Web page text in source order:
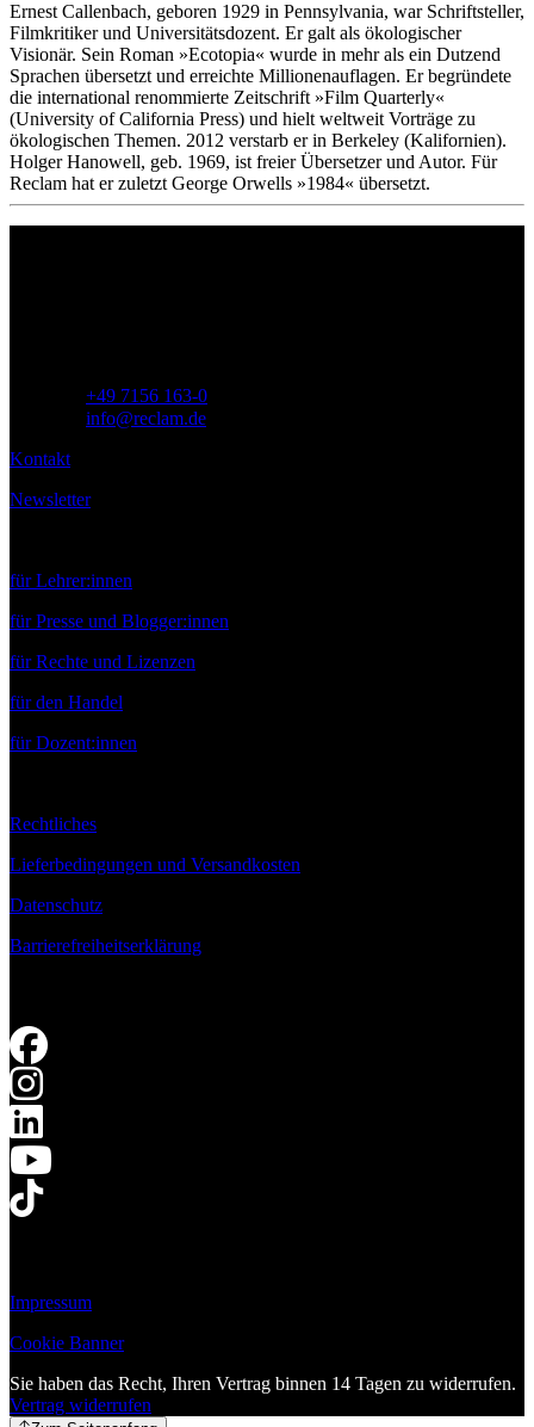
Ernest Callenbach, geboren 1929 in Pennsylvania, war Schriftsteller,
Filmkritiker und Universitätsdozent. Er galt als ökologischer
Visionär. Sein Roman »Ecotopia« wurde in mehr als ein Dutzend
Sprachen übersetzt und erreichte Millionenauflagen. Er begründete
die international renommierte Zeitschrift »Film Quarterly«
(University of California Press) und hielt weltweit Vorträge zu
ökologischen Themen. 2012 verstarb er in Berkeley (Kalifornien).
Holger Hanowell, geb. 1969, ist freier Übersetzer und Autor. Für
Reclam hat er zuletzt George Orwells »1984« übersetzt.
+49 7156 163-0
info@reclam.de
Kontakt
Newsletter
für Lehrer:innen
für Presse und Blogger:innen
für Rechte und Lizenzen
für den Handel
für Dozent:innen
Rechtliches
Lieferbedingungen und Versandkosten
Datenschutz
Barrierefreiheitserklärung
Impressum
Cookie Banner
Sie haben das Recht, Ihren Vertrag binnen 14 Tagen zu widerrufen.
Vertrag widerrufen